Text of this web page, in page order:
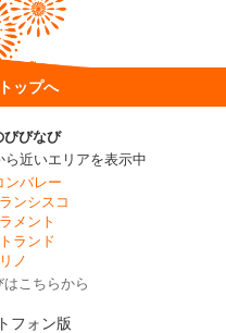
ップへ
びびなび
近いエリアを表示中
ンバレー
ンシスコ
メント
ランド
ノ
こちらから
フォン版